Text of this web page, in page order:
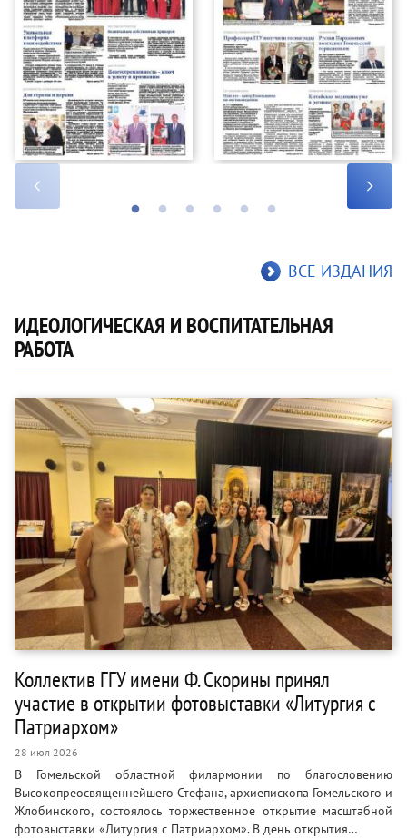
ВСЕ ИЗДАНИЯ
ИДЕОЛОГИЧЕСКАЯ И ВОСПИТАТЕЛЬНАЯ
РАБОТА
Коллектив ГГУ имени Ф. Скорины принял
участие в открытии фотовыставки «Литургия с
Патриархом»
28 июл 2026
В Гомельской областной филармонии по благословению
Высокопреосвященнейшего Стефана, архиепископа Гомельского и
Жлобинского, состоялось торжественное открытие масштабной
фотовыставки «Литургия с Патриархом». В день открытия…